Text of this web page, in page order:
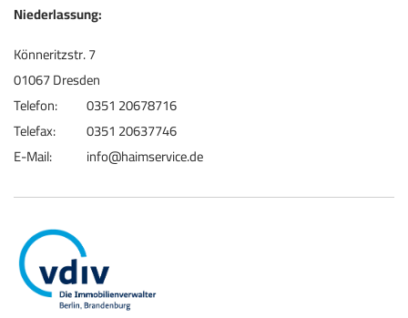
Niederlassung:
Könneritzstr. 7
01067 Dresden
Telefon:
0351 20678716
Telefax:
0351 20637746
E-Mail:
info@haimservice.de